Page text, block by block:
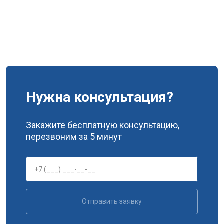
Нужна консультация?
Закажите бесплатную консультацию,
перезвоним за 5 минут
Отправить заявку